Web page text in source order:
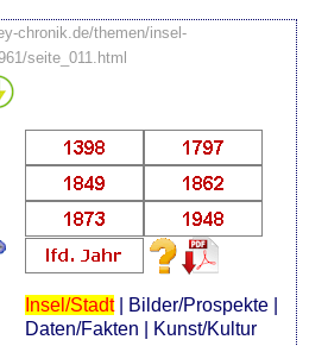
chronik.de/themen/insel-
seite_011.html
Insel/Stadt| Bilder/Prospekte|
Daten/Fakten
Kunst/Kultur